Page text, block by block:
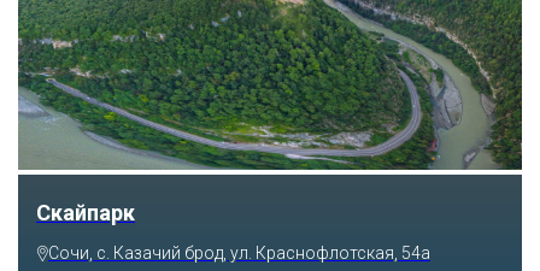
Парк «Ривьера»
Сочи, ул. Егорова, 1/6, микрорайон Центральный